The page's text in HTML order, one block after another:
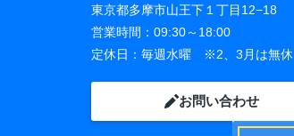
東京都多摩市山王下１丁目12−18
営業時間： 09:30～18:00
定休日： 毎週水曜 ※2、3月は無休
お問い合わせ